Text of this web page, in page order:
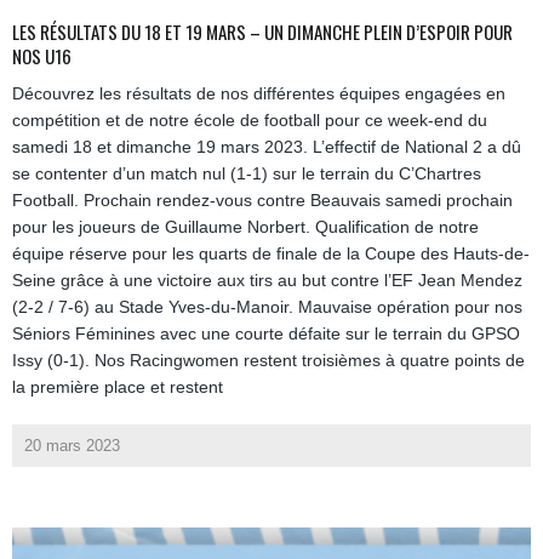
LES RÉSULTATS DU 18 ET 19 MARS – UN DIMANCHE PLEIN D’ESPOIR POUR
NOS U16
Découvrez les résultats de nos différentes équipes engagées en
compétition et de notre école de football pour ce week-end du
samedi 18 et dimanche 19 mars 2023. L’effectif de National 2 a dû
se contenter d’un match nul (1-1) sur le terrain du C’Chartres
Football. Prochain rendez-vous contre Beauvais samedi prochain
pour les joueurs de Guillaume Norbert. Qualification de notre
équipe réserve pour les quarts de finale de la Coupe des Hauts-de-
Seine grâce à une victoire aux tirs au but contre l’EF Jean Mendez
(2-2 / 7-6) au Stade Yves-du-Manoir. Mauvaise opération pour nos
Séniors Féminines avec une courte défaite sur le terrain du GPSO
Issy (0-1). Nos Racingwomen restent troisièmes à quatre points de
la première place et restent
20 mars 2023